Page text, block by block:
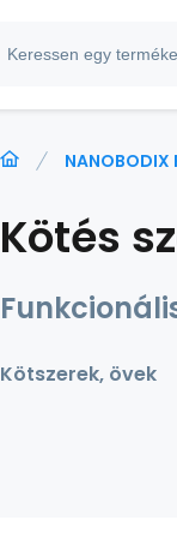
NANOBODIX
Kötés
Kötszerek, övek